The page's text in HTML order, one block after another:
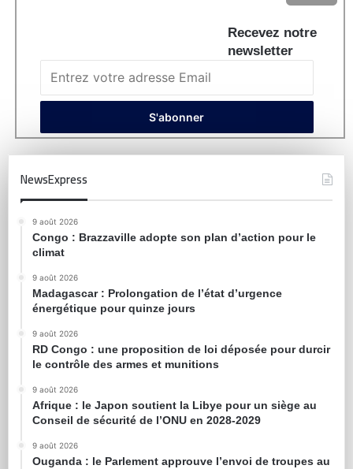
Recevez notre
newsletter
NewsExpress
9 août 2026
Congo : Brazzaville adopte son plan d’action pour le
climat
9 août 2026
Madagascar : Prolongation de l’état d’urgence
énergétique pour quinze jours
9 août 2026
RD Congo : une proposition de loi déposée pour durcir
le contrôle des armes et munitions
9 août 2026
Afrique : le Japon soutient la Libye pour un siège au
Conseil de sécurité de l’ONU en 2028-2029
9 août 2026
Ouganda : le Parlement approuve l’envoi de troupes au